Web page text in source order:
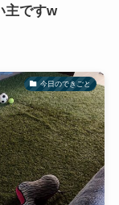
主ですw
今日のできごと